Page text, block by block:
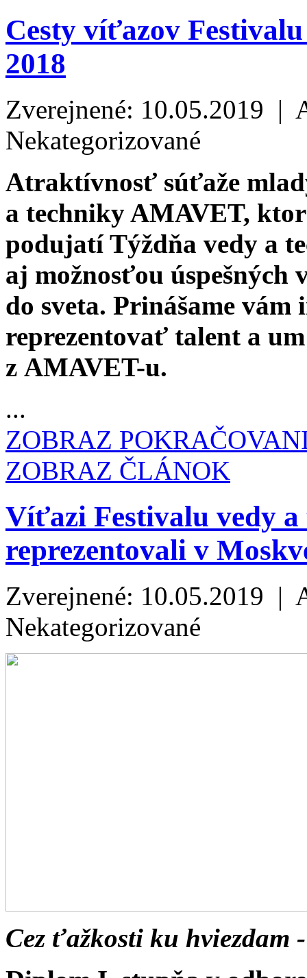
Cesty víťazov
2018
Zverejnené: 10.05.2019 |
Nekategorizované
Atraktívnosť súťaže
a techniky AMAVET,
podujatí Týždňa vedy a
aj možnosťou úspešných
do sveta. Prinášame
reprezentovať talent a
z AMAVET-u.
...
ZOBRAZ
ZOBRAZ ČLÁNOK
Víťazi Festivalu vedy
reprezentovali v
Zverejnené: 10.05.2019 |
Nekategorizované
Cez ťažkosti ku hviezdam